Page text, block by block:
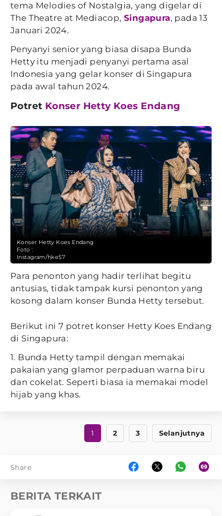
tema Melodies of Nostalgia, yang digelar di
The Theatre at Mediacop, Singapura, pada 13
Januari 2024.
Penyanyi senior yang biasa disapa Bunda
Hetty itu menjadi penyanyi pertama asal
Indonesia yang gelar konser di Singapura
pada awal tahun 2024.
Potret Konser Hetty Koes Endang
Konser Hetty Koes Endang
Foto :
Instagram/hke57
Para penonton yang hadir terlihat begitu
antusias, tidak tampak kursi penonton yang
kosong dalam konser Bunda Hetty tersebut.
Berikut ini 7 potret konser Hetty Koes Endang
di Singapura:
1. Bunda Hetty tampil dengan memakai
pakaian yang glamor perpaduan warna biru
dan cokelat. Seperti biasa ia memakai model
hijab yang khas.
1 2 3 Selanjutnya
Share
BERITA TERKAIT